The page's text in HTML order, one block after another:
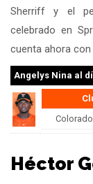
Sherriff y el
celebrado en
cuenta ahora con
Angelys Nina al
Héctor